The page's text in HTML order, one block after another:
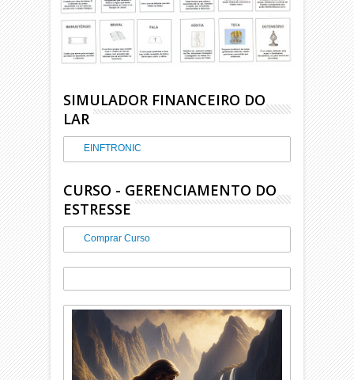
SIMULADOR FINANCEIRO DO
LAR
EINFTRONIC
CURSO - GERENCIAMENTO DO
ESTRESSE
Comprar Curso